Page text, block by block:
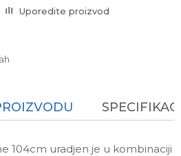
Uporedite proizvod
104cm uradjen je u kombinaciji